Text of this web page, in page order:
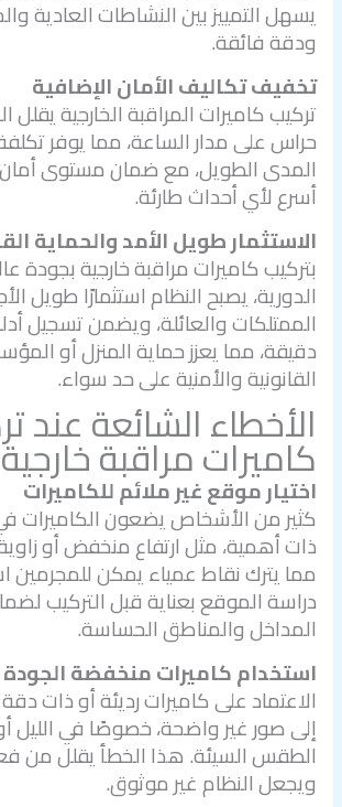
يسهل التمييز بين النشاطات العادية
ودقة فائقة.
تخفيف تكاليف الأمان الإضافية
تركيب كاميرات المراقبة الخارجية
حراس على مدار الساعة، مما يوفر
المدى الطويل، مع ضمان مستوى
أسرع لأي أحداث طارئة.
الاستثمار طويل الأمد والحماية
بتركيب كاميرات مراقبة خارجية بجودة
الدورية، يصبح النظام استثمارًا طويل
الممتلكات والعائلة، ويضمن تسجيل
دقيقة، مما يعزز حماية المنزل أو
القانونية والأمنية على حد سواء.
الأخطاء الشائعة عند
كاميرات مراقبة
اختيار موقع غير ملائم للكاميرات
كثير من الأشخاص يضعون الكاميرات
ذات أهمية، مثل ارتفاع منخفض أو
مما يترك نقاط عمياء يمكن للمجرمين
دراسة الموقع بعناية قبل التركيب
المداخل والمناطق الحساسة.
استخدام كاميرات منخفضة الجودة
الاعتماد على كاميرات رديئة أو ذات
إلى صور غير واضحة، خصوصًا في
الطقس السيئة. هذا الخطأ يقلل من
ويجعل النظام غير موثوق.